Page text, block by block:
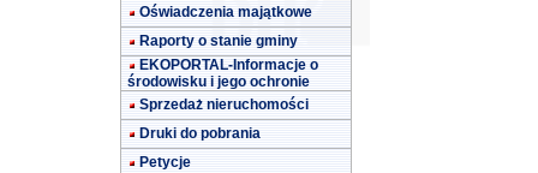
Oświadczenia majątkowe
Raporty o stanie gminy
EKOPORTAL-Informacje o
środowisku i jego ochronie
Sprzedaż nieruchomości
Druki do pobrania
Petycje